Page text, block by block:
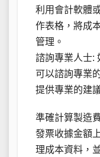
利用會計軟體
作表格，將成
管理。
諮詢專業人士:
可以諮詢專業
提供專業的建
準確計算製造
發票收據金額
理成本資料，